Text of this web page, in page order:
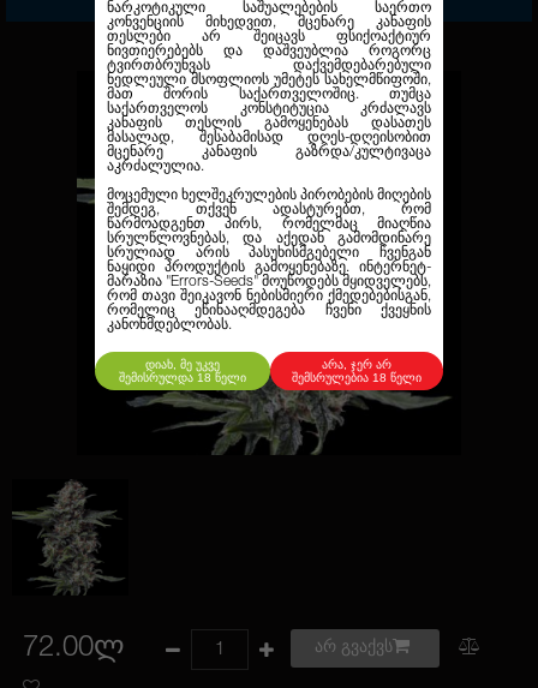
ნარკოტიკული საშუალებების საერთო
კონვენციის მიხედვით, მცენარე კანაფის
თესლები არ შეიცავს ფსიქოაქტიურ
ნივთიერებებს და დაშვეუბლია როგორც
ტვირთბრუნვას დაქვემდებარებული
ნედლეული მსოფლიოს უმეტეს სახელმწიფოში,
მათ შორის საქართველოშიც. თუმცა
საქართველოს კონსტიტუცია კრძალავს
კანაფის თესლის გამოყენებას დასათეს
მასალად, შესაბამისად დღეს-დღეისობით
მცენარე კანაფის გაზრდა/კულტივაცა
აკრძალულია.
მოცემული ხელშეკრულების პირობების მიღების
შემდეგ, თქვენ ადასტურებთ, რომ
წარმოადგენთ პირს, რომელმაც მიაღწია
სრულწლოვნებას, და აქედან გამომდინარე
სრულიად არის პასუხისმგებელი ჩვენგან
ნაყიდი პროდუქტის გამოყენებაზე. ინტერნეტ-
მარაზია "Errors-Seeds" მოუწოდებს მყიდველებს,
რომ თავი შეიკავონ ნებისმიერი ქმედებებისგან,
რომელიც ეწინააღმდეგება ჩვენი ქვეყნის
კანონმდებლობას.
დიახ, მე უკვე
შემისრულდა 18 წელი
არა, ჯერ არ
შემსრულებია 18 წელი
72.00ლ არ გვაქვს